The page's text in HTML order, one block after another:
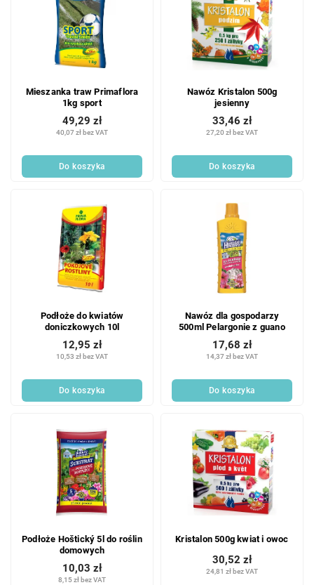
Mieszanka traw Primaflora
1kg sport
40,07 zł bez VAT
49,29 zł
Do koszyka
Nawóz Kristalon 500g
jesienny
27,20 zł bez VAT
33,46 zł
Do koszyka
Podłoże do kwiatów
doniczkowych 10l
10,53 zł bez VAT
12,95 zł
Do koszyka
Nawóz dla gospodarzy
500ml Pelargonie z guano
14,37 zł bez VAT
17,68 zł
Do koszyka
Podłoże Hoštický 5l do roślin
domowych
8,15 zł bez VAT
10,03 zł
Kristalon 500g kwiat i owoc
24,81 zł bez VAT
30,52 zł